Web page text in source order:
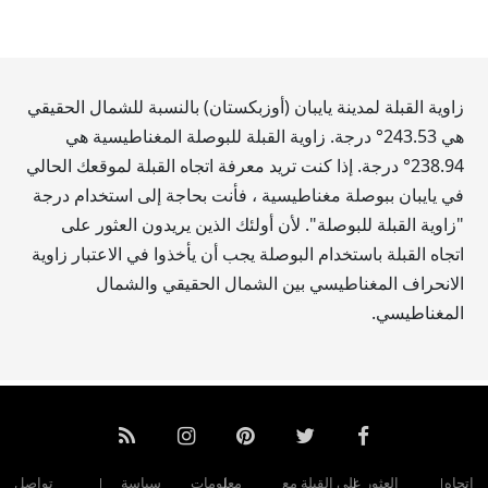
زاوية القبلة لمدينة يايبان (أوزبكستان) بالنسبة للشمال الحقيقي
هي243.53° درجة. زاوية القبلة للبوصلة المغناطيسية هي
238.94° درجة. إذا كنت تريد معرفة اتجاه القبلة لموقعك الحالي
في يايبان ببوصلة مغناطيسية ، فأنت بحاجة إلى استخدام درجة
"زاوية القبلة للبوصلة". لأن أولئك الذين يريدون العثور على
اتجاه القبلة باستخدام البوصلة يجب أن يأخذوا في الاعتبار زاوية
الانحراف المغناطيسي بين الشمال الحقيقي والشمال
المغناطيسي.
اتجاه العثور على القبلة مع معلومات سياسة تواصل